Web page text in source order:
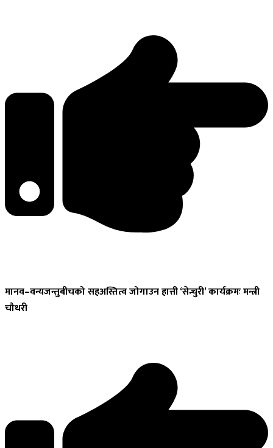
मानव–वन्यजन्तुबीचकोसहअस्तित्व जोगाउन हात्ती ‘सेन्चुरी’ कार्यक्रमः मन्त्री
चौधरी